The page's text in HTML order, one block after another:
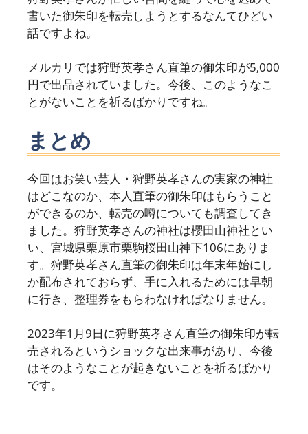
書いた御朱印を転売しようとするなんてひどい
話ですよね。
メルカリでは狩野英孝さん直筆の御朱印が5,000
円で出品されていました。今後、このようなこ
とがないことを祈るばかりですね。
まとめ
今回はお笑い芸人・狩野英孝さんの実家の神社
はどこなのか、本人直筆の御朱印はもらうこと
ができるのか、転売の噂についても調査してき
ました。狩野英孝さんの神社は櫻田山神社とい
い、宮城県栗原市栗駒桜田山神下106にありま
す。狩野英孝さん直筆の御朱印は年末年始にし
か配布されておらず、手に入れるためには早朝
に行き、整理券をもらわなければなりません。
2023年1月9日に狩野英孝さん直筆の御朱印が転
売されるというショックな出来事があり、今後
はそのようなことが起きないことを祈るばかり
です。